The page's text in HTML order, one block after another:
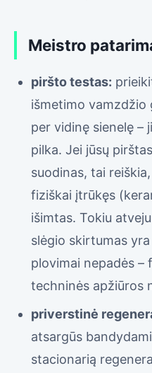
Meistro
piršto testas:
išmetimo vamzdžio
per vidinę sienelę –
pilka. Jei jūsų
suodinas, tai
fiziškai įtrūkęs
išimtas. Tokiu
slėgio skirtumas
plovimai nepadės –
techninės apžiūros
priverstinė
atsargūs
stacionarią